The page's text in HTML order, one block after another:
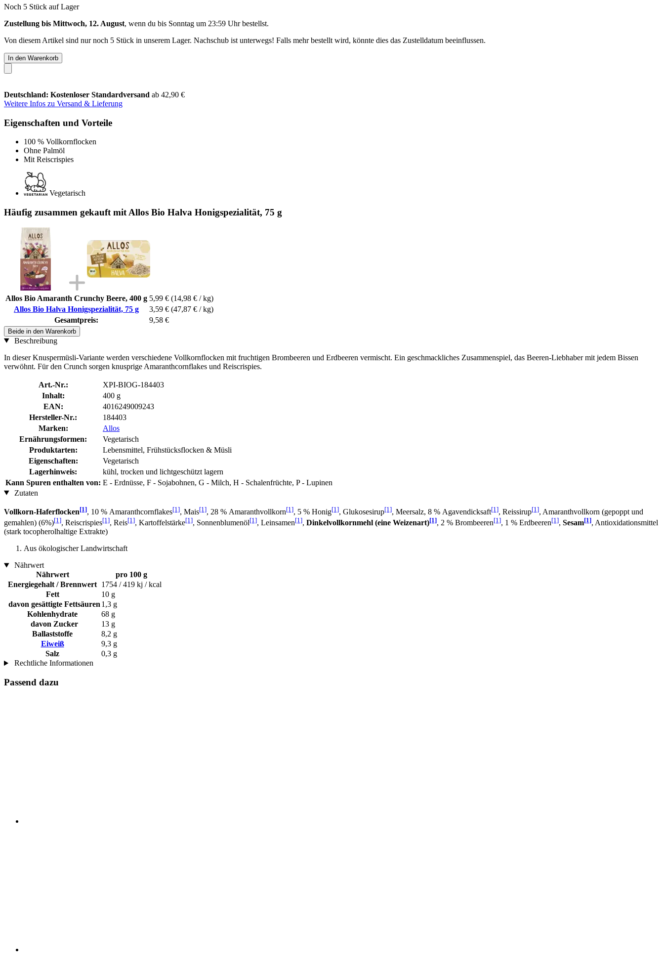
Noch 5 Stück auf Lager
Zustellung bis Mittwoch, 12. August, wenn du bis Sonntag um 23:59 Uhrbestellst.
Von diesem Artikel sind nur noch 5 Stück in unserem Lager. Nachschub ist unterwegs! Falls mehr bestellt wird, könnte dies das Zustelldatum beeinflussen.
In den Warenkorb
Deutschland: Kostenloser Standardversand ab 42,90 €
Weitere Infos zu Versand & Lieferung
Eigenschaften und Vorteile
100 % Vollkornflocken
Ohne Palmöl
Mit Reiscrispies
Vegetarisch
Häufig zusammen gekauft mit Allos Bio Halva Honigspezialität, 75 g
Allos Bio Amaranth Crunchy Beere, 400 g 5,99 € (14,98 € / kg)
Allos Bio Halva Honigspezialität, 75 g
3,59 € (47,87 € / kg)
Gesamtpreis:
9,58 €
Beide in den Warenkorb
Beschreibung
In dieser Knuspermüsli-Variante werden verschiedene Vollkornflocken mit fruchtigen Brombeeren und Erdbeeren vermischt. Ein geschmackliches Zusammenspiel, das Beeren-Liebhaber mit jedem Bissen
verwöhnt. Für den Crunch sorgen knusprige Amaranthcornflakes und Reiscrispies.
Art.-Nr.:
XPI-BIOG-184403
Inhalt:
400 g
EAN:
4016249009243
Hersteller-Nr.:
184403
Marken:
Allos
Ernährungsformen:
Vegetarisch
Produktarten:
Lebensmittel, Frühstücksflocken & Müsli
Eigenschaften:
Vegetarisch
Lagerhinweis:
kühl, trocken und lichtgeschützt lagern
Kann Spuren enthalten von: E - Erdnüsse, F - Sojabohnen, G - Milch, H - Schalenfrüchte, P - Lupinen
Zutaten
Vollkorn-Haferflocken[1], 10 % Amaranthcornflakes[1], Mais[1], 28 % Amaranthvollkorn[1], 5 % Honig[1], Glukosesirup[1], Meersalz, 8 % Agavendicksaft[1], Reissirup[1], Amaranthvollkorn (gepoppt und
gemahlen) (6%)[1], Reiscrispies[1], Reis[1], Kartoffelstärke[1], Sonnenblumenöl[1], Leinsamen[1], Dinkelvollkornmehl (eine Weizenart)[1], 2 % Brombeeren[1], 1 % Erdbeeren[1], Sesam[1], Antioxidationsmittel
(stark tocopherolhaltige Extrakte)
Aus ökologischer Landwirtschaft
Nährwert
Nährwert
pro 100 g
Energiegehalt / Brennwert 1754 / 419 kj / kcal
Fett
10 g
davon gesättigte Fettsäuren 1,3 g
Kohlenhydrate
68 g
davon Zucker
13 g
Ballaststoffe
8,2 g
Eiweiß
9,3 g
Salz
0,3 g
Rechtliche Informationen
Passend dazu